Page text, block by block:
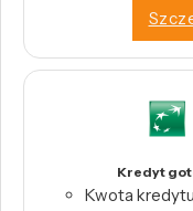
Kredyt
Kwota